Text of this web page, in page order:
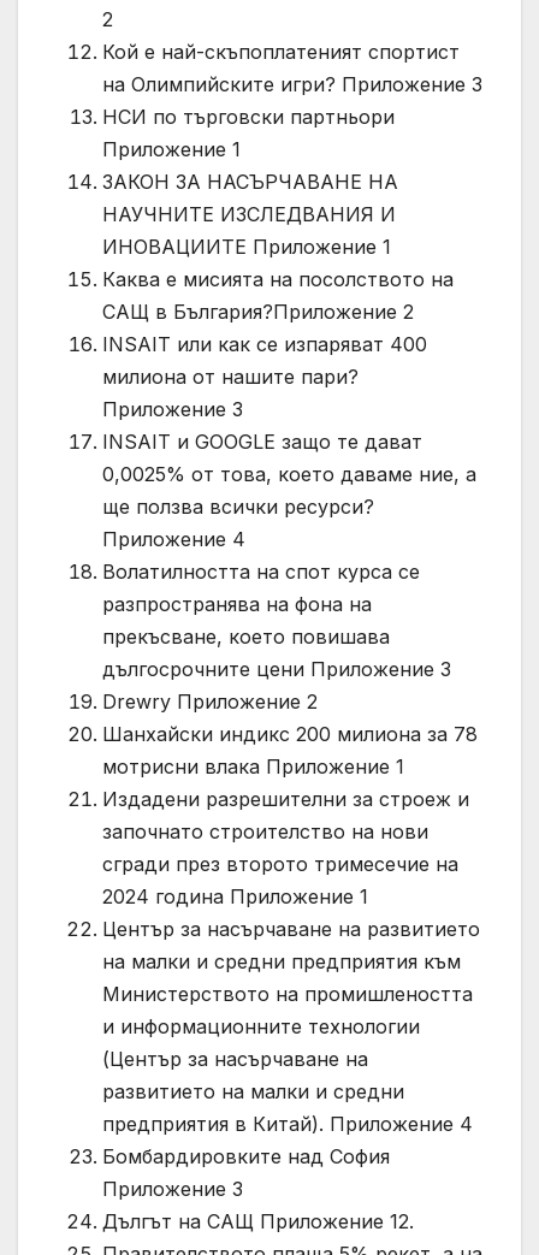
2
Кой е най-скъпоплатеният спортист
на Олимпийските игри? Приложение 3
НСИ по търговски партньори
Приложение 1
ЗАКОН ЗА НАСЪРЧАВАНЕ НА
НАУЧНИТЕ ИЗСЛЕДВАНИЯ И
ИНОВАЦИИТЕ Приложение 1
Каква е мисията на посолството на
САЩ в България?Приложение 2
INSAIT или как се изпаряват 400
милиона от нашите пари?
Приложение 3
INSAIT и GOOGLE защо те дават
0,0025% от това, което даваме ние, а
ще ползва всички ресурси?
Приложение 4
Волатилността на спот курса се
разпространява на фона на
прекъсване, което повишава
дългосрочните цени Приложение 3
Drewry Приложение 2
Шанхайски индикс 200 милиона за 78
мотрисни влака Приложение 1
Издадени разрешителни за строеж и
започнато строителство на нови
сгради през второто тримесечие на
2024 година Приложение 1
Център за насърчаване на развитието
на малки и средни предприятия към
Министерството на промишлеността
и информационните технологии
(Център за насърчаване на
развитието на малки и средни
предприятия в Китай). Приложение 4
Бомбардировките над София
Приложение 3
Дългът на САЩ Приложение 12.